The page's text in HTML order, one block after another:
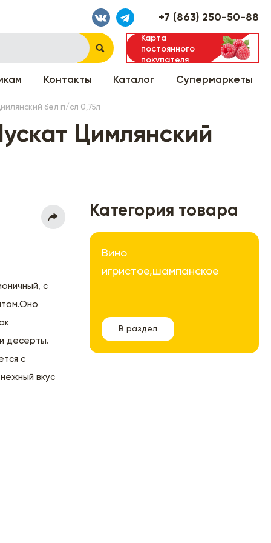
+7 (863) 250-50-88
Карта
постоянного
покупателя
Контакты Каталог Супермаркеты
бел п/сл 0,75л
Цимлянский
с
десерты.
с
вкус
Категория товара
Вино
игристое,шампанское
В раздел